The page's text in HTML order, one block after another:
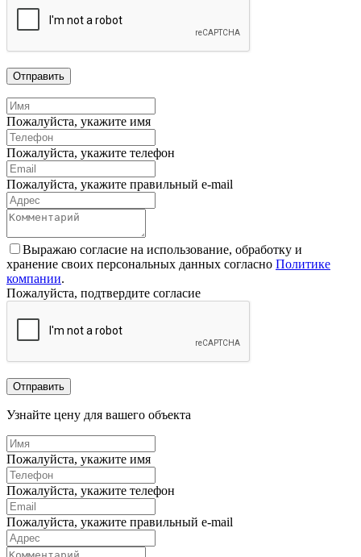
Отправить
Пожалуйста, укажите имя
Пожалуйста, укажите телефон
Пожалуйста, укажите правильный e-mail
Выражаю согласие на использование, обработку и
хранение своих персональных данных согласно Политике
компании.
Пожалуйста, подтвердите согласие
Отправить
Узнайте цену для вашего объекта
Пожалуйста, укажите имя
Пожалуйста, укажите телефон
Пожалуйста, укажите правильный e-mail